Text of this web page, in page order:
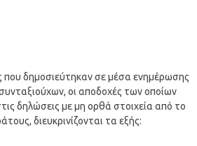
δημοσιεύτηκαν σε μέσα ενημέρωσης
οι αποδοχές των οποίων
δηλώσεις με μη ορθά στοιχεία από το
διευκρινίζονται τα εξής: